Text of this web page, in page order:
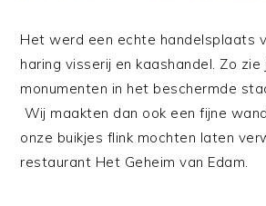
Het werd een echte handelsplaats
haring visserij en kaashandel. Zo
monumenten in het beschermde
Wij maakten dan ook een fijne
onze buikjes flink mochten laten
restaurant Het Geheim van Edam.